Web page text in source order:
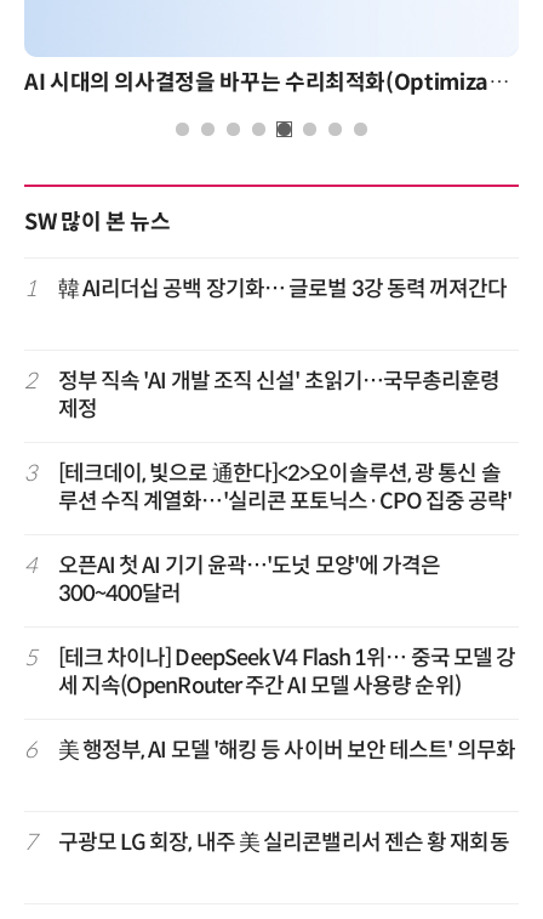
AI 시대의 의사결정을 바꾸는 수리최적화(Optimization): 실제 산업 적용 사례와 활용 전략
SW 많이 본 뉴스
1 韓 AI리더십 공백 장기화… 글로벌 3강 동력 꺼져간다
2
정부 직속 'AI 개발 조직 신설' 초읽기…국무총리훈령
제정
3
[테크데이, 빛으로 通한다]<2>오이솔루션, 광 통신 솔
루션 수직 계열화…'실리콘 포토닉스·CPO 집중 공략'
4
오픈AI 첫 AI 기기 윤곽…'도넛 모양'에 가격은
300~400달러
5
[테크 차이나] DeepSeek V4 Flash 1위… 중국 모델 강
세 지속(OpenRouter 주간 AI 모델 사용량 순위)
6 美 행정부, AI 모델 '해킹 등 사이버 보안 테스트' 의무화
7 구광모 LG 회장, 내주 美 실리콘밸리서 젠슨 황 재회동